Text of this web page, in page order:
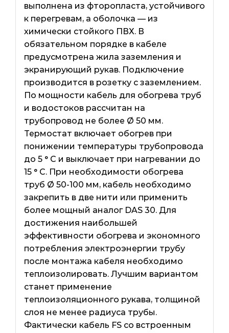
выполнена из фторопласта, устойчивого
к перегревам, а оболочка — из
химически стойкого ПВХ. В
обязательном порядке в кабеле
предусмотрена жила заземления и
экранирующий рукав. Подключение
производится в розетку с заземлением.
По мощности кабель для обогрева труб
и водостоков рассчитан на
трубопровод не более Ø 50 мм.
Термостат включает обогрев при
понижении температуры трубопровода
до 5 ° C и выключает при нагревании до
15 ° C. При необходимости обогрева
труб Ø 50-100 мм, кабель необходимо
закрепить в две нити или применить
более мощный аналог DAS 30. Для
достижения наибольшей
эффективности обогрева и экономного
потребления электроэнергии трубу
после монтажа кабеля необходимо
теплоизолировать. Лучшим вариантом
станет применение
теплоизоляционного рукава, толщиной
слоя не менее радиуса трубы.
Фактически кабель FS со встроенным